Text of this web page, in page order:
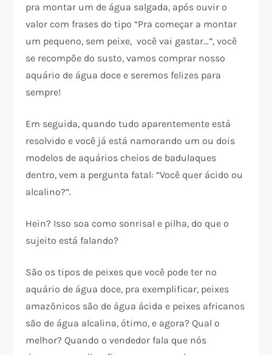
pra montar um de água salgada, após ouvir o
valor com frases do tipo “Pra começar a montar
um pequeno, sem peixe, você vai gastar…”, você
se recompõe do susto, vamos comprar nosso
aquário de água doce e seremos felizes para
sempre!
Em seguida, quando tudo aparentemente está
resolvido e você já está namorando um ou dois
modelos de aquários cheios de badulaques
dentro, vem a pergunta fatal: “Você quer ácido ou
alcalino?”.
Hein? Isso soa como sonrisal e pilha, do que o
sujeito está falando?
São os tipos de peixes que você pode ter no
aquário de água doce, pra exemplificar, peixes
amazônicos são de água ácida e peixes africanos
são de água alcalina, ótimo, e agora? Qual o
melhor? Quando o vendedor fala que nós